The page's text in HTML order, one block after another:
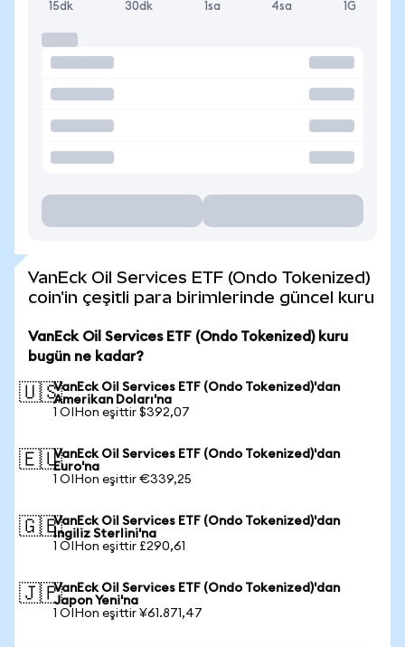
15dk 30dk 1sa 4sa 1G
VanEck Oil Services ETF (Ondo Tokenized)
coin'in çeşitli para birimlerinde güncel kuru
VanEck Oil Services ETF (Ondo Tokenized) kuru
bugün ne kadar?
🇺🇸VanEck Oil Services ETF (Ondo Tokenized)'dan
Amerikan Doları'na
1 OIHon eşittir $392,07
🇪🇺VanEck Oil Services ETF (Ondo Tokenized)'dan
Euro'na
1 OIHon eşittir €339,25
🇬🇧VanEck Oil Services ETF (Ondo Tokenized)'dan
İngiliz Sterlini'na
1 OIHon eşittir £290,61
🇯🇵VanEck Oil Services ETF (Ondo Tokenized)'dan
Japon Yeni'na
1 OIHon eşittir ¥61.871,47